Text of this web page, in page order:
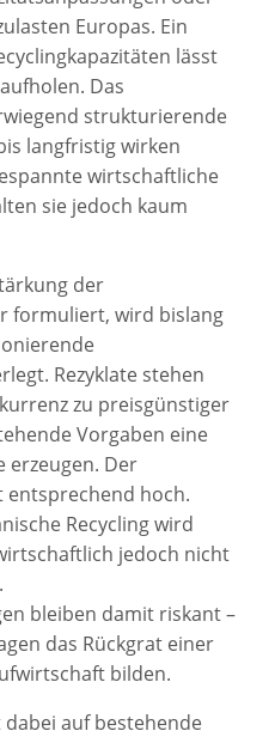
Europas. Ein
lässt
Das
strukturierende
langfristig wirken
wirtschaftliche
sie jedoch kaum
der
formuliert, wird bislang
Rezyklate stehen
zu preisgünstiger
Vorgaben eine
erzeugen. Der
hoch.
Recycling wird
jedoch nicht
bleiben damit riskant –
das Rückgrat einer
bilden.
dabei auf bestehende